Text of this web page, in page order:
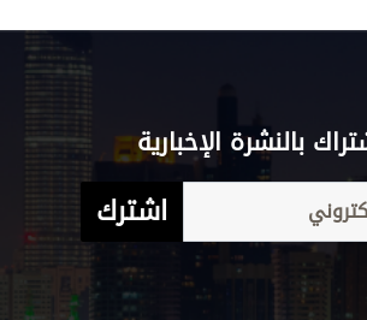
بالنشرة الإخبارية
اشترك